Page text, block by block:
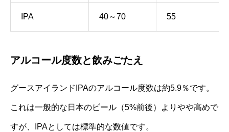
IPA 40～70 55
アルコール度数と飲みごたえ
グースアイランドIPAのアルコール度数は約5.9％です。
これは一般的な日本のビール（5%前後）よりやや高めで
すが、IPAとしては標準的な数値です。